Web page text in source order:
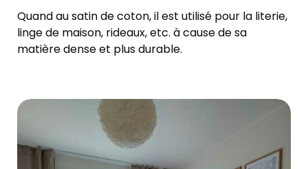
Quand au satin de coton, il est utilisé pour la literie,
linge de maison, rideaux, etc. à cause de sa
matière dense et plus durable.